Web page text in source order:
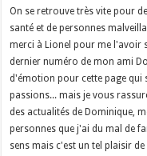
On se retrouve très vite pour
santé et de personnes
merci à Lionel pour me l'avoir
dernier numéro de mon ami
d'émotion pour cette page qui
passions... mais je vous
des actualités de Dominique,
personnes que j'ai du mal de
sens mais c'est un tel plaisir